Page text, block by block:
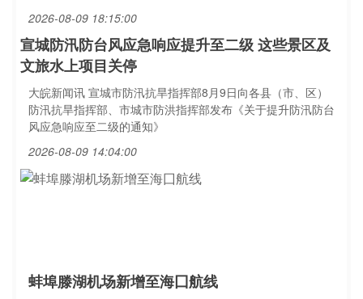
2026-08-09 18:15:00
宣城防汛防台风应急响应提升至二级 这些景区及
文旅水上项目关停
大皖新闻讯 宣城市防汛抗旱指挥部8月9日向各县（市、区）
防汛抗旱指挥部、市城市防洪指挥部发布《关于提升防汛防台
风应急响应至二级的通知》
2026-08-09 14:04:00
蚌埠滕湖机场新增至海囗航线